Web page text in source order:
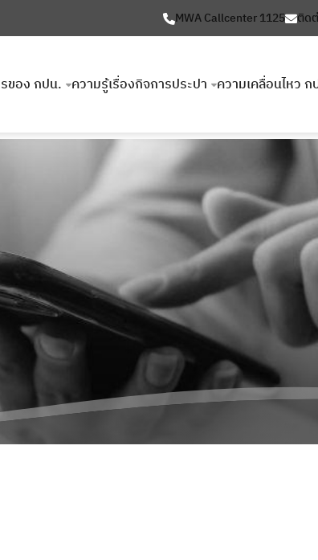
MWA Callcenter 1125 ติด
ของ กปน. ความรู้เรื่องกิจการประปา ความเคลื่อนไหว ก